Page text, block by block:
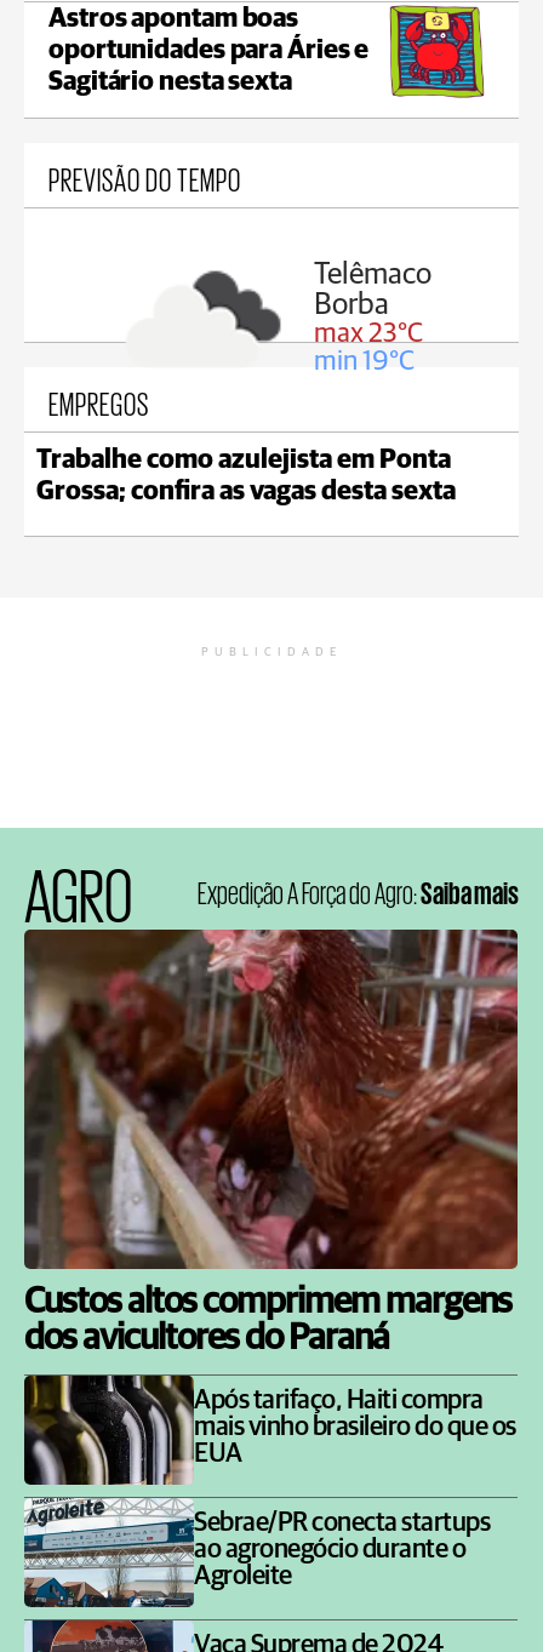
Astros apontam boas
oportunidades para Áries e
Sagitário nesta sexta
PREVISÃO DO TEMPO
Reserva
max 22°C
min 18°C
EMPREGOS
Trabalhe como azulejista em Ponta
Grossa; confira as vagas desta sexta
PUBLICIDADE
AGRO Expedição A Força do Agro:Saiba mais
Custos altos comprimem margens
dos avicultores do Paraná
Após tarifaço, Haiti compra
mais vinho brasileiro do que os
EUA
Sebrae/PR conecta startups
ao agronegócio durante o
Agroleite
Vaca Suprema de 2024